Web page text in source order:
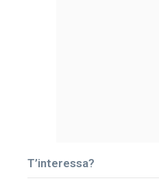
T’interessa?